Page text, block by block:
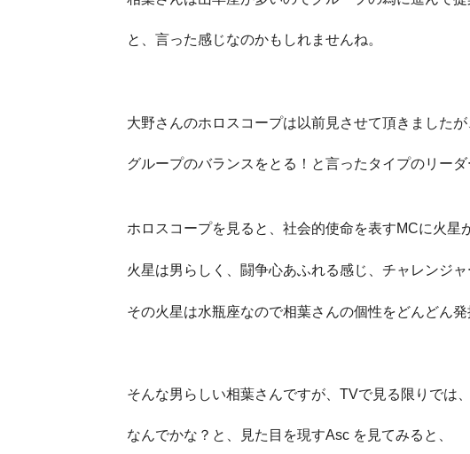
と、言った感じなのかもしれませんね。
大野さんのホロスコープは以前見させて頂きましたが
グループのバランスをとる！と言ったタイプのリーダ
ホロスコープを見ると、社会的使命を表すMCに火星
火星は男らしく、闘争心あふれる感じ、チャレンジ
その火星は水瓶座なので相葉さんの個性をどんどん発
そんな男らしい相葉さんですが、TVで見る限りでは
なんでかな？と、見た目を現すAsc を見てみると、